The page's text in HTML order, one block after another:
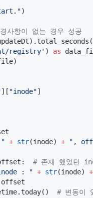
")
사항이 없는 경우 성공
registry' ) as
][ "inode"]
" + str(inode) + " ,
# 존재 했었던
: " + str(inode) +
offset
# 변동이